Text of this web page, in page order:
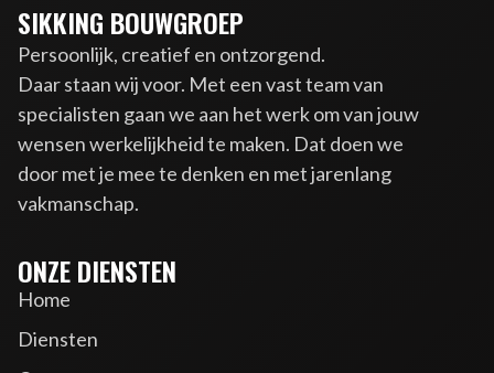
SIKKING BOUWGROEP
Persoonlijk, creatief en ontzorgend.
Daar staan wij voor. Met een vast team van
specialisten gaan we aan het werk om van jouw
wensen werkelijkheid te maken. Dat doen we
door met je mee te denken en met jarenlang
vakmanschap.
ONZE DIENSTEN
Home
Diensten